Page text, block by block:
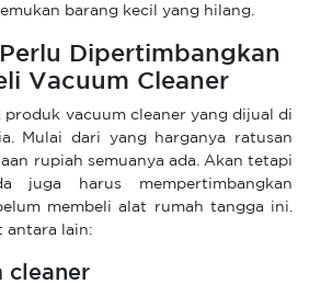
barang kecil yang hilang.
Dipertimbangkan
Vacuum Cleaner
produk vacuum cleaner yang dijual di
Mulai dari yang harganya ratusan
rupiah semuanya ada. Akan tetapi
juga harus mempertimbangkan
membeli alat rumah tangga ini.
antara lain:
cleaner